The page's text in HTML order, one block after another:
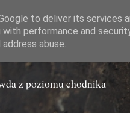
z poziomu chodnika
to deliver its services
with performance and
abuse.